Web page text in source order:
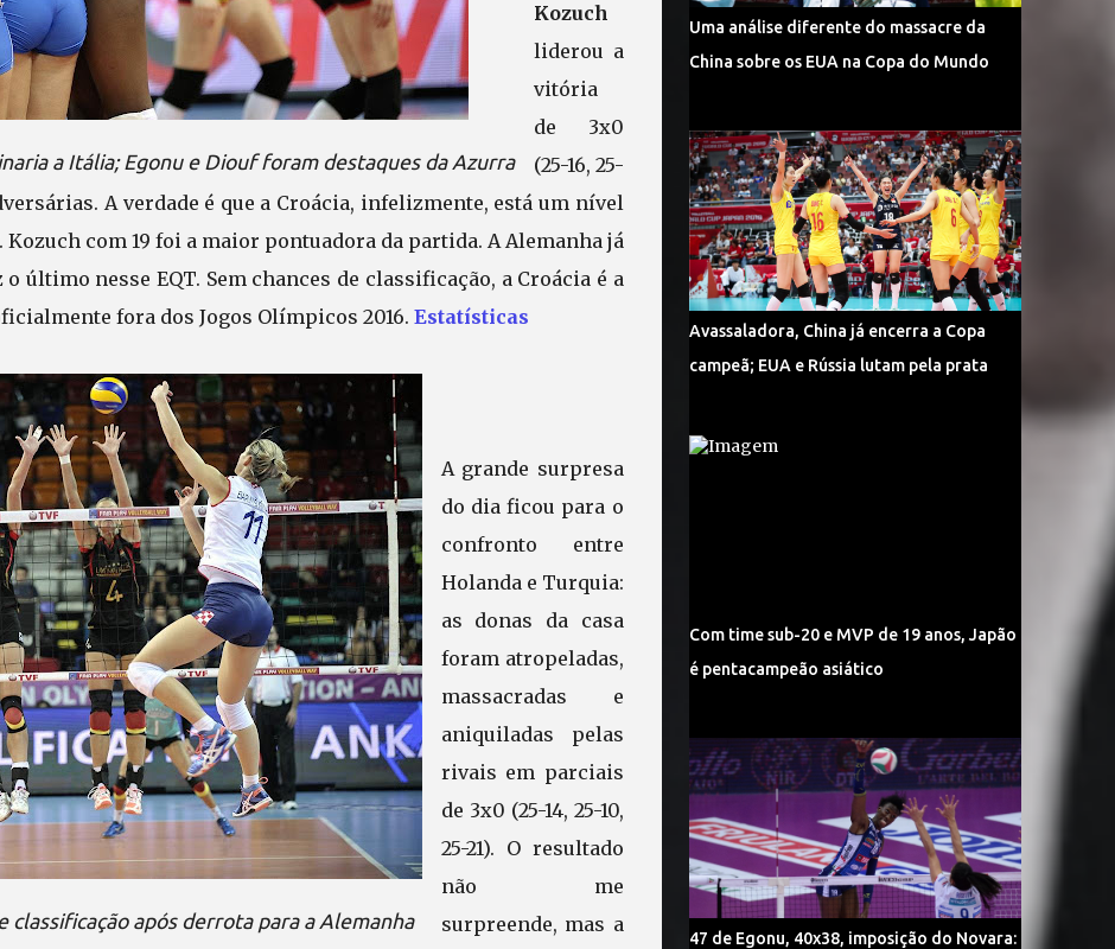
a Itália; Egonu e Diouf foram destaques da Azurra
Kozuch
liderou a
vitória
de 3x0
(25-16, 25-
A verdade é que a Croácia, infelizmente, está um nível
Kozuch com 19 foi a maior pontuadora da partida. A Alemanha já
último nesse EQT. Sem chances de classificação, a Croácia é a
fora dos Jogos Olímpicos 2016. Estatísticas
classificação após derrota para a Alemanha
A grande surpresa
do dia ficou para o
confronto entre
Holanda e Turquia:
as donas da casa
foram atropeladas,
massacradas e
aniquiladas pelas
rivais em parciais
de 3x0 (25-14, 25-10,
25-21). O resultado
não me
surpreende, mas a
Uma análise diferente do massacre da
China sobre os EUA na Copa do Mundo
Avassaladora, China já encerra a Copa
campeã; EUA e Rússia lutam pela prata
Com time sub-20 e MVP de 19 anos, Japão
é pentacampeão asiático
47 de Egonu, 40x38, imposição do Novara: